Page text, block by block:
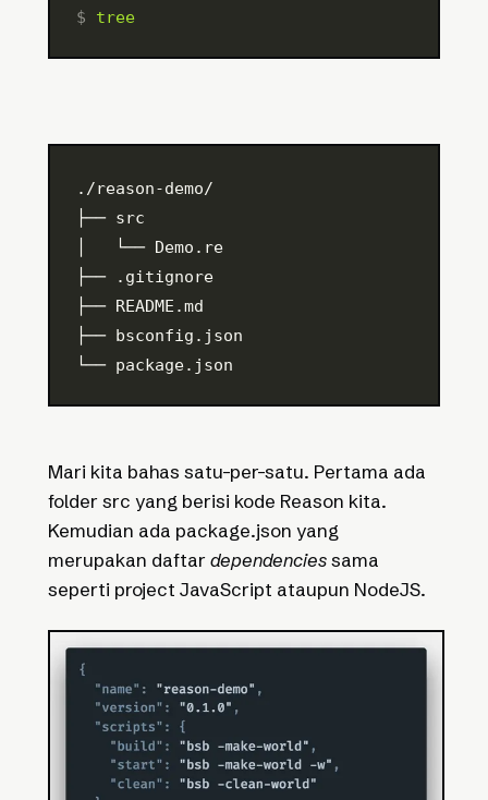
$ tree
./reason-demo/
├── src
│   └── Demo.re
├── .gitignore
├── README.md
├── bsconfig.json
└── package.json
Mari kita bahas satu-per-satu. Pertama ada
folder src yang berisi kode Reason kita.
Kemudian ada package.json yang
merupakan daftardependenciessama
seperti project JavaScript ataupun NodeJS.